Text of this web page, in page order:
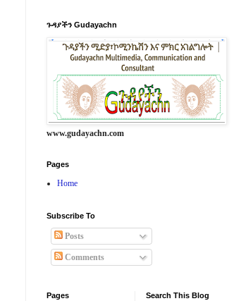
ጉዳያችን Gudayachn
www.gudayachn.com
Pages
Home
Subscribe To
Posts
Comments
Pages Search This Blog